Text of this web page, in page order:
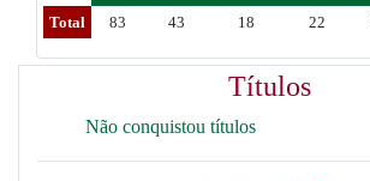
Total 83 43 18 22
Títulos
Não conquistou títulos